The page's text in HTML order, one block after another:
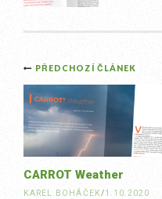
Post
navigation
PŘEDCHOZÍ ČLÁNEK
CARROT Weather
KAREL BOHÁČEK/1.10.2020